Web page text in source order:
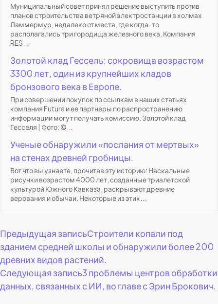
Муниципальный совет принял решение выступить против
планов строительства ветряной электростанции в холмах
Ламмермур, недалеко от места, где когда-то
располагались три городища железного века. Компания
RES...
Золотой клад Гессель: сокровища возрастом
3300 лет, один из крупнейших кладов
бронзового века в Европе.
При совершении покупок по ссылкам в наших статьях
компания Future и ее партнеры по распространению
информации могут получать комиссию. Золотой клад
Гесселя | Фото: ©...
Ученые обнаружили «послания от мертвых»
на стенах древней гробницы.
Вот что вы узнаете, прочитав эту историю: Наскальные
рисунки возрастом 4000 лет, созданные триалетской
культурой Южного Кавказа, раскрывают древние
верования и обычаи. Некоторые из этих...
Навигация
по
записям
Предыдущая записьСтроители копали под
зданием средней школы и обнаружили более 200
древних видов растений.
Следующая запись3 проблемы центров обработки
данных, связанных с ИИ, во главе с Эрин Брокович.